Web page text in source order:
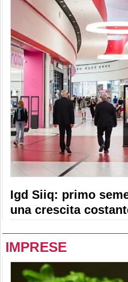
Igd Siiq: primo
una crescita
IMPRESE